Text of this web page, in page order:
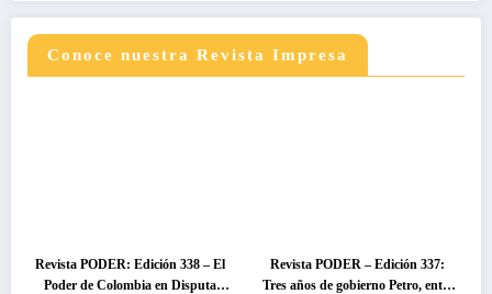
Conoce nuestra Revista Impresa
Revista PODER: Edición 338 – El
Poder de Colombia en Disputa
Revista PODER – Edición 337:
Tres años de gobierno Petro, entre